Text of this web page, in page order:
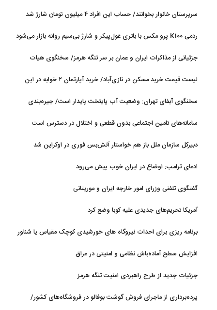
سرپرستان خانوار بخوانند/ حساب این افراد ۴ میلیون تومان شارژ شد
ردمی K100 پرو مکس با باتری غول‌پیکر و شارژ بی‌سیم روانه بازار می‌شود
جزئیاتی از مذاکرات ایران و عمان بر سر تنگه هرمز/ سخنگوی هیات
لیست قیمت خرید مسکن در نازی‌آباد/ خرید آپارتمان ۲ خوابه در این
سخنگوی آبفای تهران: وضعیت آب پایتخت پایدار است/ جیره‌بندی
سامانه‌های تامین اجتماعی بدون قطعی و اختلال در دسترس است
دبیرکل سازمان ملل باز هم خواستار آتش‌بس فوری در اوکراین شد
ادعای ترامپ: اوضاع در ایران خوب پیش می‌رود
گفتگوی تلفنی وزرای امور خارجه ایران و موریتانی
آمریکا تحریم‌های جدیدی علیه کوبا وضع کرد
برنامه ریزی برای احداث نیروگاه های خورشیدی کوچک مقیاس یا شناور
افزایش سطح آماده‌باش نظامی و امنیتی در عراق
جزئیات جدید از طرح راهبردی امنیت تنگه هرمز
پرده‌برداری از ماجرای فروش گوشت بوفالو در فروشگاه‌های کشور/